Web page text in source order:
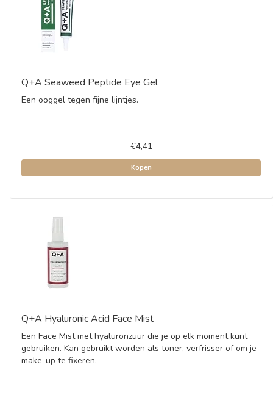
Q+A Seaweed Peptide Eye Gel
Een ooggel tegen fijne lijntjes.
€4,41
Kopen
Q+A Hyaluronic Acid Face Mist
Een Face Mist met hyaluronzuur die je op elk moment kunt
gebruiken. Kan gebruikt worden als toner, verfrisser of om je
make-up te fixeren.